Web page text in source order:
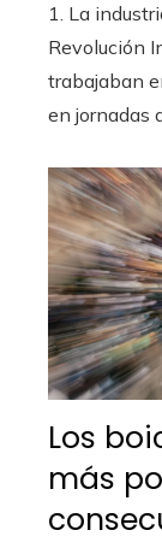
1. La
Revolución
trabajaban
en jornadas
Los
más